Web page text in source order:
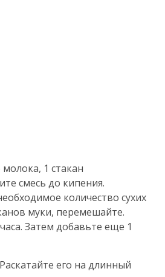
1 стакан
смесь до кипения.
количество сухих
муки, перемешайте.
Затем добавьте еще 1
его на длинный